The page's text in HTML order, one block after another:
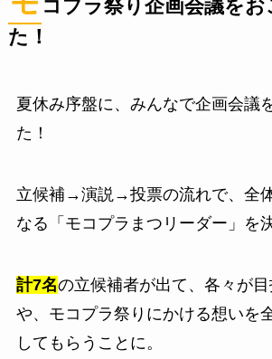
コプラ祭り企画会議を
た！
夏休み序盤に、みんなで企画会議
た！
立候補→演説→投票の流れで、全
なる「モコプラまつリーダー」を
計7名の立候補者が出て、各々が
や、モコプラ祭りにかける想いを
してもらうことに。